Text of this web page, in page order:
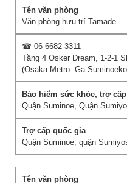
Văn phòng hưu trí Tamade
☎ 06-6682-3311
Tầng 4 Osker Dream, 1-2-1
(Osaka Metro: Ga
Quận Suminoe, Quận
Quận Suminoe, quận